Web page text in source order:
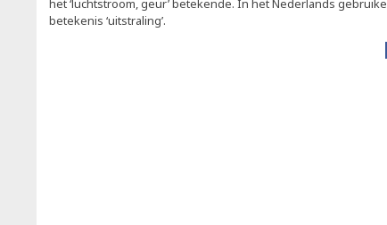
het ‘luchtstroom, geur’ betekende. In het Nederlands
betekenis ‘uitstraling’.